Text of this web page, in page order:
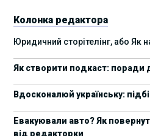
17 листопада
підтримки ШІ-проєктів від
19/09/2025 4 жовтня пройде
Колонка редактора
Юридичний сторітелінг, або Як
Як створити подкаст: поради
Вдосконалюй українську:
Евакуювали авто? Як
від редакторки